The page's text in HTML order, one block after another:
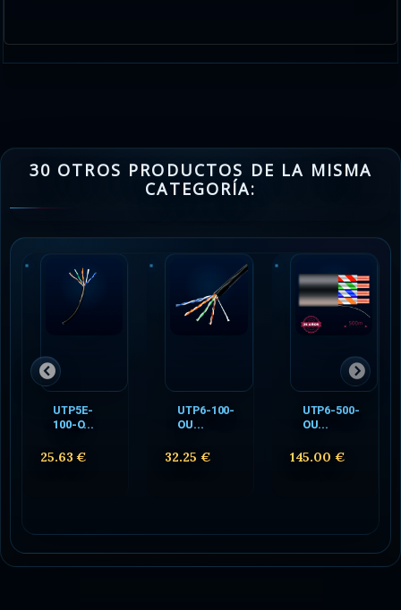
30 OTROS PRODUCTOS DE LA MISMA
CATEGORÍA:
UTP5E-
100-O...
25.63 €
UTP6-100-
OU...
32.25 €
UTP6-500-
OU...
145.00 €